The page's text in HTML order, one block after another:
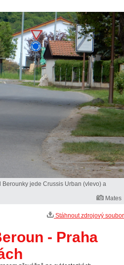
jede Crussis Urban (vlevo) a
Mates
Stáhnout zdrojový soubor
- Praha